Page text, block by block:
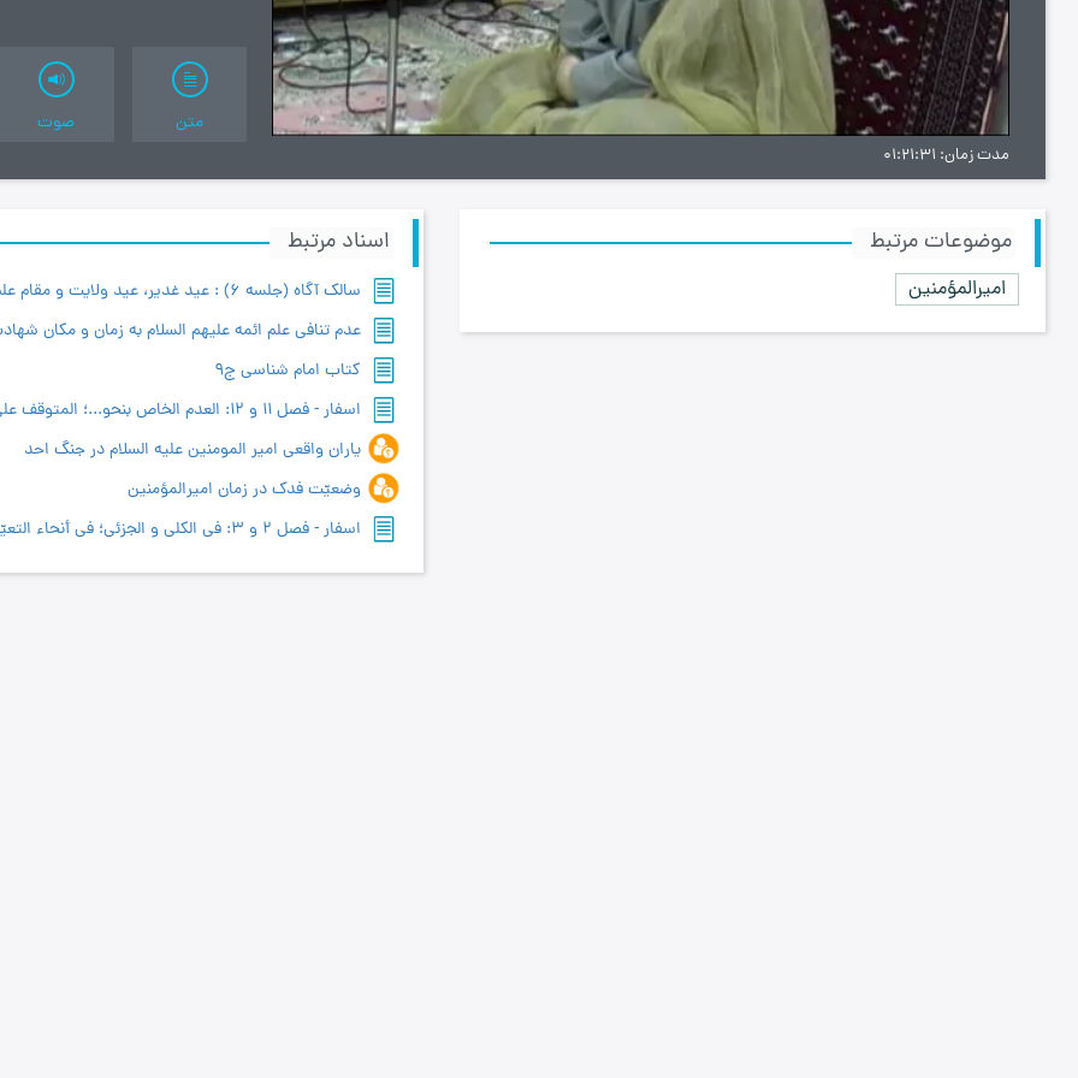
ویدیو
مدت زمان 01:21:31
متن صوت
موضوعات مرتبط
امیرالمؤمنین
اسناد مرتبط
کتاب امام شناسی ج9
یاران واقعی امیر المومنین علیه السلام در جنگ احد
وضعیّت فدک در زمان امیرالمؤمنین